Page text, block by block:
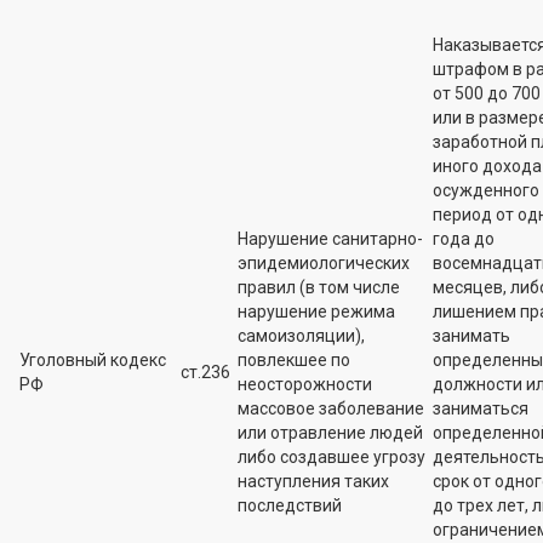
Уголовный кодекс
РФ
ст.236
Нарушение санитарно-
эпидемиологических
правил (в том числе
нарушение режима
самоизоляции),
повлекшее по
неосторожности
массовое заболевание
или отравление людей
либо создавшее угрозу
наступления таких
последствий
штрафом в
от 500 до 700
или в
заработной
иного дохода
осужденного
период от
года до
месяцев,
лишением
занимать
должности
заниматься
срок от
до трех лет,